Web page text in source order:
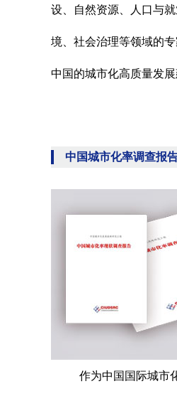
设、自然资源、人口与
境、社会治理等领域的
中国的城市化高质量发
中国城市化率调查报
作为中国国际城市